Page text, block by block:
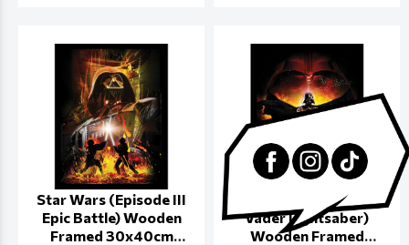
Star Wars (Episode III
Epic Battle) Wooden
Framed 30x40cm
Star Wars (Episode III
Vader Lightsaber)
Wooden Framed